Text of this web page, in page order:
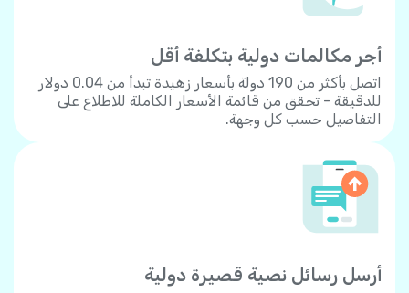
أجر مكالمات دولية بتكلفة أقل
اتصل بأكثر من 190 دولة بأسعار زهيدة تبدأ من 0.04 دولار
للدقيقة - تحقق من قائمة الأسعار الكاملة للاطلاع على
التفاصيل حسب كل وجهة.
أرسل رسائل نصية قصيرة دولية